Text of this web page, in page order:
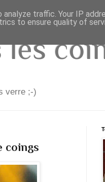
verre ;-)
coings
traffic. Your IP
to ensure quality of